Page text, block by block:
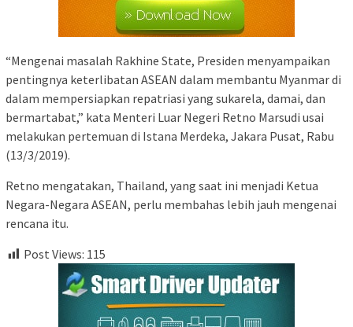
“Mengenai masalah Rakhine State, Presiden menyampaikan
pentingnya keterlibatan ASEAN dalam membantu Myanmar di
dalam mempersiapkan repatriasi yang sukarela, damai, dan
bermartabat,” kata Menteri Luar Negeri Retno Marsudi usai
melakukan pertemuan di Istana Merdeka, Jakara Pusat, Rabu
(13/3/2019).
Retno mengatakan, Thailand, yang saat ini menjadi Ketua
Negara-Negara ASEAN, perlu membahas lebih jauh mengenai
rencana itu.
Post Views: 115